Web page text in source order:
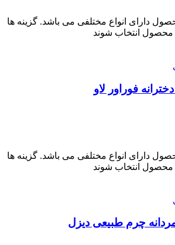
دارای انواع مختلفی می باشد. گزینه ها
انتخاب شوند
دارای انواع مختلفی می باشد. گزینه ها
انتخاب شوند